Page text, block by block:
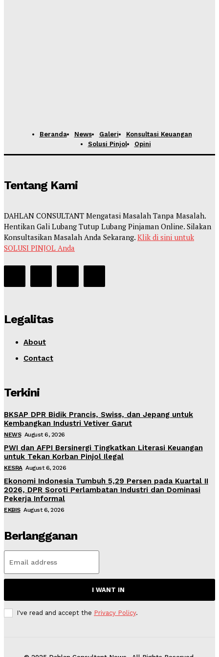
Beranda News Galeri
Konsultasi Keuangan
Solusi Pinjol
Opini
Tentang Kami
DAHLAN CONSULTANT Mengatasi Masalah Tanpa Masalah.
Hentikan Gali Lubang Tutup Lubang Pinjaman Online. Silakan
Konsultasikan Masalah Anda Sekarang. Klik di sini untuk
SOLUSI PINJOL Anda
Legalitas
About
Contact
Terkini
BKSAP DPR Bidik Prancis, Swiss, dan Jepang untuk
Kembangkan Industri Vetiver Garut
NEWS August 6, 2026
PWI dan AFPI Bersinergi Tingkatkan Literasi Keuangan
untuk Tekan Korban Pinjol Ilegal
KESRA August 6, 2026
Ekonomi Indonesia Tumbuh 5,29 Persen pada Kuartal II
2026, DPR Soroti Perlambatan Industri dan Dominasi
Pekerja Informal
EKBIS August 6, 2026
Berlangganan
I WANT IN
I've read and accept the Privacy Policy.